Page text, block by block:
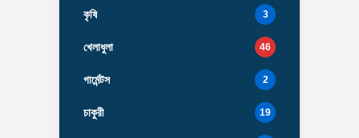
কৃষি 3
খেলাধুলা 46
গার্মেন্টস 2
চাকুরী 19